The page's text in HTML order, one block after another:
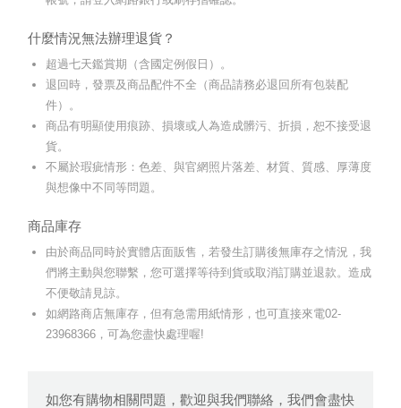
什麼情況無法辦理退貨？
超過七天鑑賞期（含國定例假日）。
退回時，發票及商品配件不全（商品請務必退回所有包裝配
件）。
商品有明顯使用痕跡、損壞或人為造成髒污、折損，恕不接受退
貨。
不屬於瑕疵情形：色差、與官網照片落差、材質、質感、厚薄度
與想像中不同等問題。
商品庫存
由於商品同時於實體店面販售，若發生訂購後無庫存之情況，我
們將主動與您聯繫，您可選擇等待到貨或取消訂購並退款。造成
不便敬請見諒。
如網路商店無庫存，但有急需用紙情形，也可直接來電02-
23968366，可為您盡快處理喔!
如您有購物相關問題，歡迎與我們聯絡，我們會盡快